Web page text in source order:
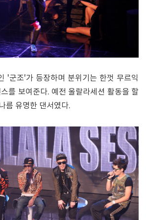
'군조'가 등장하며 분위기는 한껏 무르익
를 보여준다. 예전 울랄라세션 활동을 할
름 유명한 댄서였다.